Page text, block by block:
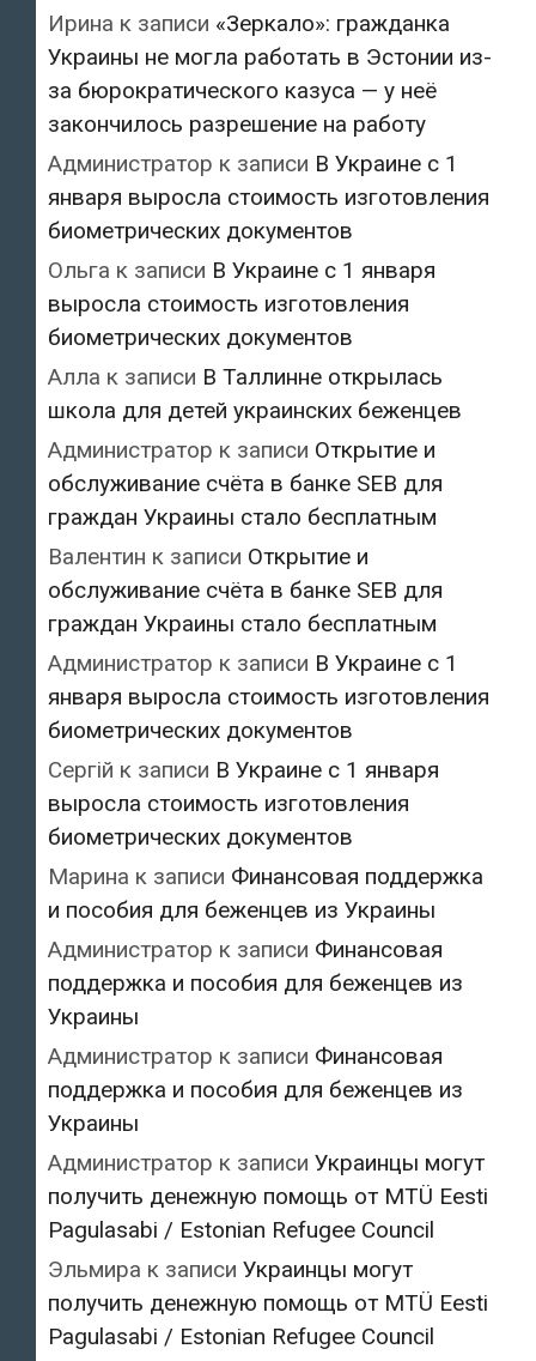
Ирина к записи «Зеркало»: гражданка
Украины не могла работать в Эстонии из-
за бюрократического казуса — у неё
закончилось разрешение на работу
Администратор к записи В Украине с 1
января выросла стоимость изготовления
биометрических документов
Ольга к записи В Украине с 1 января
выросла стоимость изготовления
биометрических документов
Алла к записи В Таллинне открылась
школа для детей украинских беженцев
Администратор к записи Открытие и
обслуживание счёта в банке SEB для
граждан Украины стало бесплатным
Валентин к записи Открытие и
обслуживание счёта в банке SEB для
граждан Украины стало бесплатным
Администратор к записи В Украине с 1
января выросла стоимость изготовления
биометрических документов
Сергій к записи В Украине с 1 января
выросла стоимость изготовления
биометрических документов
Марина к записи Финансовая поддержка
и пособия для беженцев из Украины
Администратор к записи Финансовая
поддержка и пособия для беженцев из
Украины
Администратор к записи Финансовая
поддержка и пособия для беженцев из
Украины
Администратор к записи Украинцы могут
получить денежную помощь от MTÜ Eesti
Pagulasabi / Estonian Refugee Council
Эльмира к записи Украинцы могут
получить денежную помощь от MTÜ Eesti
Pagulasabi / Estonian Refugee Council